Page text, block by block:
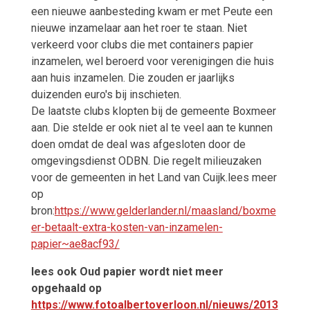
een nieuwe aanbesteding kwam er met Peute een
nieuwe inzamelaar aan het roer te staan. Niet
verkeerd voor clubs die met containers papier
inzamelen, wel beroerd voor verenigingen die huis
aan huis inzamelen. Die zouden er jaarlijks
duizenden euro's bij inschieten.
De laatste clubs klopten bij de gemeente Boxmeer
aan. Die stelde er ook niet al te veel aan te kunnen
doen omdat de deal was afgesloten door de
omgevingsdienst ODBN. Die regelt milieuzaken
voor de gemeenten in het Land van Cuijk.lees meer
op
bron:https://www.gelderlander.nl/maasland/boxme
er-betaalt-extra-kosten-van-inzamelen-
papier~ae8acf93/
lees ook Oud papier wordt niet meer
opgehaald op
https://www.fotoalbertoverloon.nl/nieuws/2013